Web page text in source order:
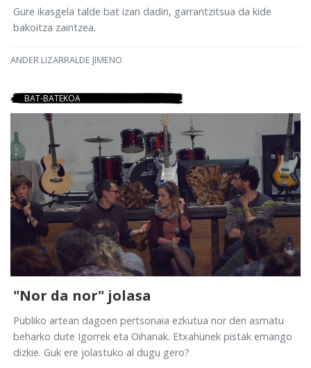
Gure ikasgela talde bat izan dadin, garrantzitsua da kide
bakoitza zaintzea.
ANDER LIZARRALDE JIMENO
BAT-BATEKOA
"Nor da nor" jolasa
Publiko artean dagoen pertsonaia ezkutua nor den asmatu
beharko dute Igorrek eta Oihanak. Etxahunek pistak emango
dizkie. Guk ere jolastuko al dugu gero?